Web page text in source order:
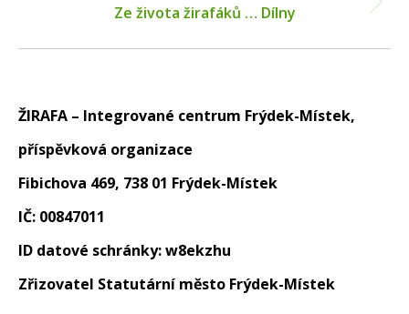
Next
Ze života žirafáků … Dílny
ŽIRAFA – Integrované centrum Frýdek-Místek,
příspěvková organizace
Fibichova 469, 738 01 Frýdek-Místek
IČ: 00847011
ID datové schránky: w8ekzhu
Zřizovatel Statutární město Frýdek-Místek